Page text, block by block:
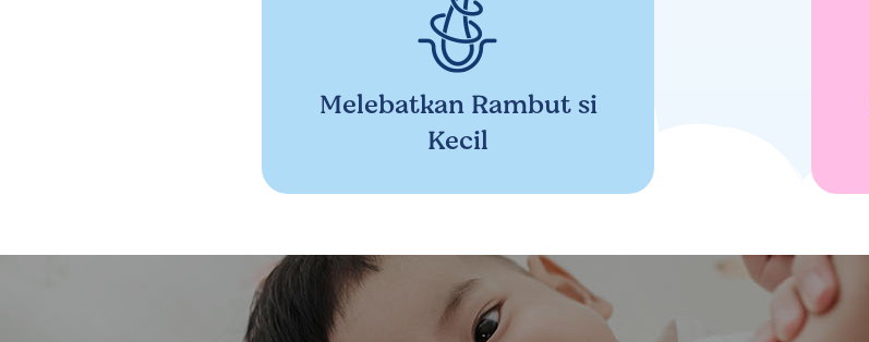
Melebatkan Rambut si
Kecil